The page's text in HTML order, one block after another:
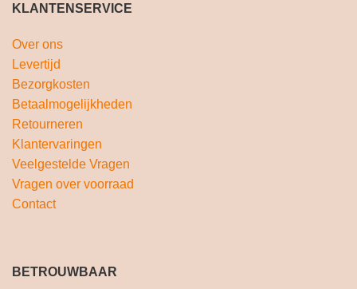
KLANTENSERVICE
Over ons
Levertijd
Bezorgkosten
Betaalmogelijkheden
Retourneren
Klantervaringen
Veelgestelde Vragen
Vragen over voorraad
Contact
BETROUWBAAR